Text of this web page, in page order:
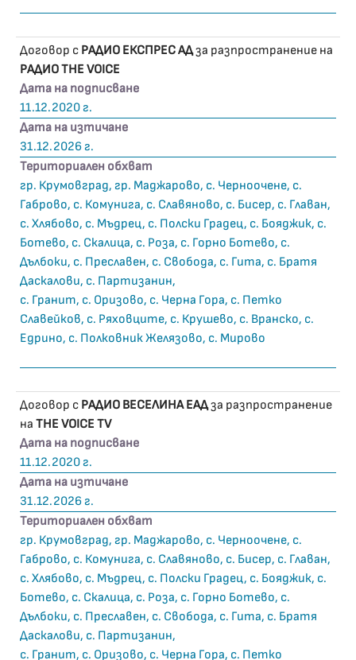
Договор с РАДИО ЕКСПРЕС АДза разпространение на
РАДИО THE VOICE
Дата на подписване
11.12.2020 г.
Дата на изтичане
31.12.2026 г.
Териториален обхват
гр. Крумовград, гр. Маджарово, с. Черноочене, с.
Габрово, с. Комунига, с. Славяново, с. Бисер, с. Главан,
с. Хлябово, с. Мъдрец, с. Полски Градец, с. Бояджик, с.
Ботево, с. Скалица, с. Роза, с. Горно Ботево, с.
Дълбоки, с. Преславен, с. Свобода, с. Гита, с. Братя
Даскалови, с. Партизанин,
с. Гранит, с. Оризово, с. Черна Гора, с. Петко
Славейков, с. Ряховците, с. Крушево, с. Вранско, с.
Едрино, с. Полковник Желязово, с. Мирово
Договор с РАДИО ВЕСЕЛИНА ЕАДза разпространение
на THE VOICE TV
Дата на подписване
11.12.2020 г.
Дата на изтичане
31.12.2026 г.
Териториален обхват
гр. Крумовград, гр. Маджарово, с. Черноочене, с.
Габрово, с. Комунига, с. Славяново, с. Бисер, с. Главан,
с. Хлябово, с. Мъдрец, с. Полски Градец, с. Бояджик, с.
Ботево, с. Скалица, с. Роза, с. Горно Ботево, с.
Дълбоки, с. Преславен, с. Свобода, с. Гита, с. Братя
Даскалови, с. Партизанин,
с. Гранит, с. Оризово, с. Черна Гора, с. Петко